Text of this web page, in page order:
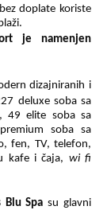
bez doplate koriste
je namenjen
dizajniranih i
deluxe soba sa
49 elite soba sa
soba sa
fen, TV, telefon,
kafe i čaja, wi fi
Blu Spasu glavni